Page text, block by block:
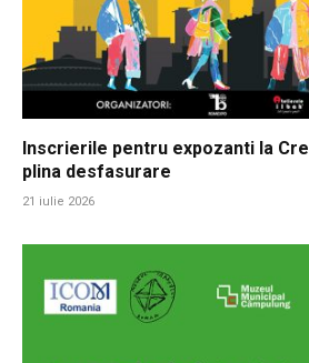
Inscrierile pentru expozanti la
plina desfasurare
21 iulie 2026